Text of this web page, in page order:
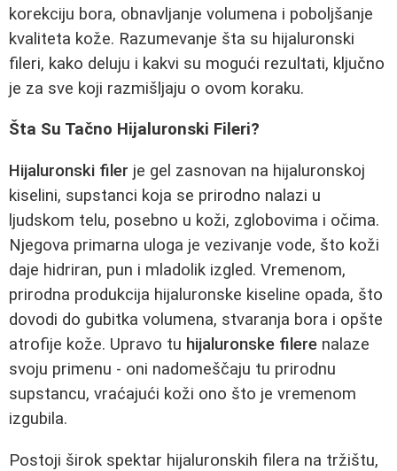
korekciju bora, obnavljanje volumena i poboljšanje
kvaliteta kože. Razumevanje šta su hijaluronski
fileri, kako deluju i kakvi su mogući rezultati, ključno
je za sve koji razmišljaju o ovom koraku.
Šta Su Tačno Hijaluronski Fileri?
Hijaluronski filer je gel zasnovan na hijaluronskoj
kiselini, supstanci koja se prirodno nalazi u
ljudskom telu, posebno u koži, zglobovima i očima.
Njegova primarna uloga je vezivanje vode, što koži
daje hidriran, pun i mladolik izgled. Vremenom,
prirodna produkcija hijaluronske kiseline opada, što
dovodi do gubitka volumena, stvaranja bora i opšte
atrofije kože. Upravo tu hijaluronske filere nalaze
svoju primenu - oni nadomeščaju tu prirodnu
supstancu, vraćajući koži ono što je vremenom
izgubila.
Postoji širok spektar hijaluronskih filera na tržištu,